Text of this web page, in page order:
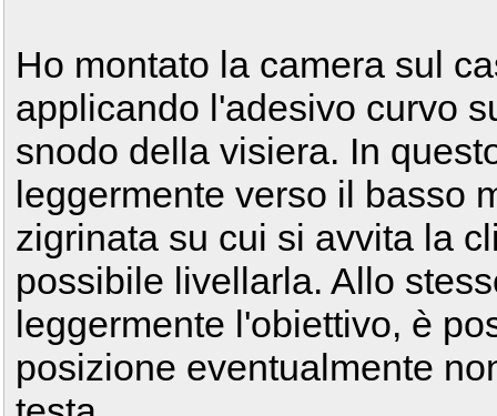
Ho montato la camera sul
applicando l'adesivo curvo
snodo della visiera. In
leggermente verso il basso
zigrinata su cui si avvita la
possibile livellarla. Allo
leggermente l'obiettivo, è
posizione eventualmente